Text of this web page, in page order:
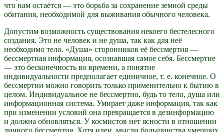
что нам остаётся — это борьба за сохранение земной среды
обитания, необходимой для выживания обычного человека.
Допустим возможность существования некоего бестелесного
создания. Это не человек и не душа, так как для неё
необходимо тело. «Душа» сторонников её бессмертия —
бессмертная информация, осознавшая самое себя. Бессмертие
— это бесконечность во времени, а понятие
индивидуальности предполагает единичное, т. е. конечное. О
бессмертии можно говорить только применительно к бытию в
целом. Индивидуальное не бессмертно, будь то тело, душа или
информационная система. Умирает даже информация, так как
при изменении условий она превращается в дезинформацию
и должна обновляться. У космистов нет ясности в отношении